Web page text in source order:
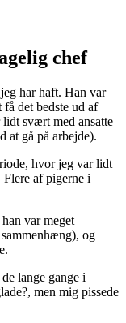
chef
har haft. Han var
det bedste ud af
svært med ansatte
at gå på arbejde).
hvor jeg var lidt
af pigerne i
var meget
og
lange gange i
men mig pissede